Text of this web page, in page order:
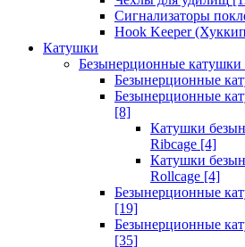
Сигнализаторы
Hook Keeper
Катушки
Безынерционные катушки
Безынерционные
Безынерционные
[8]
Катушки
Ribcage [4]
Катушки
Rollcage [4]
Безынерционные
[19]
Безынерционные
[35]